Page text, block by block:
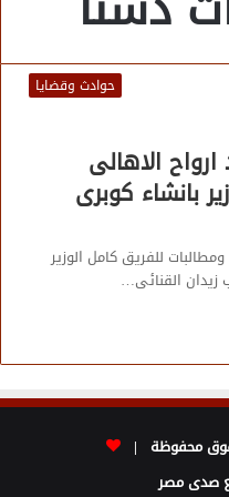
حوادث وقضايا
الاهالى
بانشاء كوبرى
للفريق كامل الوزير
القنائى…
صدى مصر